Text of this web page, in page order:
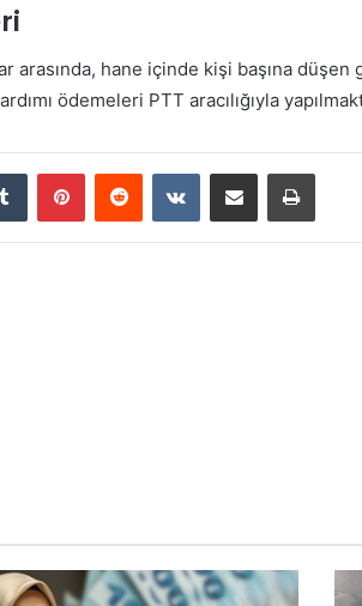
arasında, hane içinde kişi başına
ödemeleri PTT aracılığıyla
Tumblr PinterestReddit VKontakteE-Posta ile paylaş Yazdır